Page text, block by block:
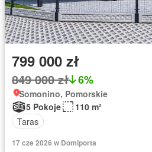
799 000 zł
849 000 zł 6%
Somonino, Pomorskie
5 Pokoje
110 m²
Taras
17 cze 2026 w Domiporta